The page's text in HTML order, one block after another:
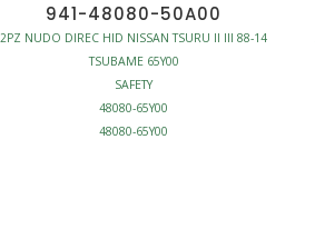
941-48080-50A00
2PZ NUDO DIREC HID NISSAN TSURU II III 88-14
TSUBAME 65Y00
SAFETY
48080-65Y00
48080-65Y00